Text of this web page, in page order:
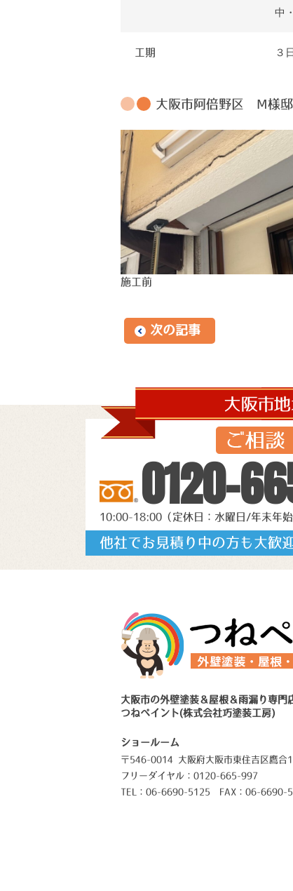
中
工期 ３
大阪市阿倍野区 Ⅿ様
施工前
次の記事
0120-
10:00-18:00（定休日：水曜日/年末年始
他社でお見積り中の方も大歓
大阪市の外壁塗装＆屋根＆雨漏り専門
つねペイント(株式会社巧塗装工房)
ショールーム
〒546-0014 大阪府大阪市東住吉区鷹合
フリーダイヤル：0120-665-997
TEL：06-6690-5125 FAX：06-6690-